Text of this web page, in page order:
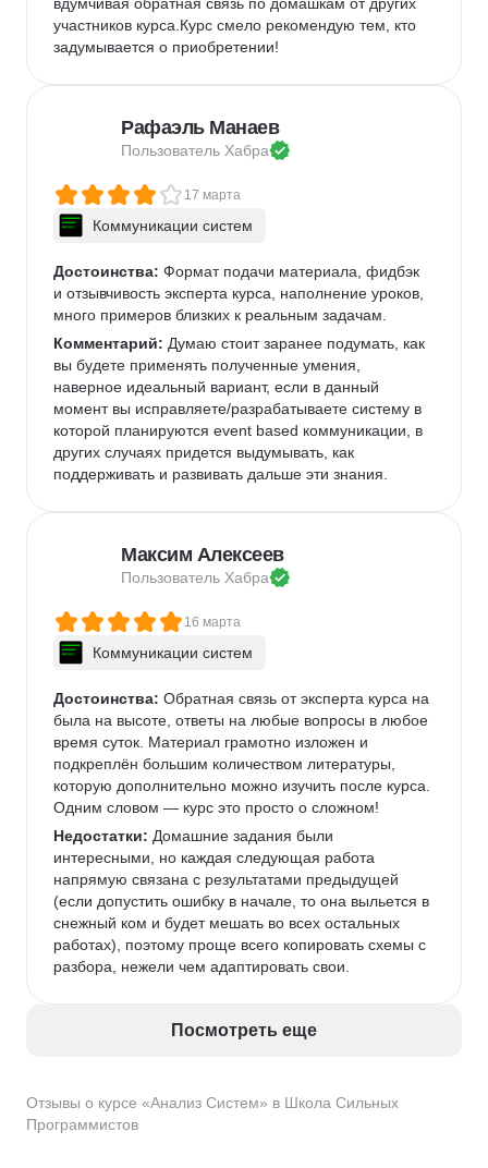
Отзывы о курсе «Анализ Систем» в Школа Сильных
Программистов
участников курса.Курс смело рекомендую тем, кто
задумывается о приобретении!
Рафаэль Манаев
Пользователь Хабра
17 марта
Коммуникации систем
Достоинства: Формат подачи материала, фидбэк
и отзывчивость эксперта курса, наполнение уроков,
много примеров близких к реальным задачам.
Комментарий: Думаю стоит заранее подумать, как
вы будете применять полученные умения,
наверное идеальный вариант, если в данный
момент вы исправляете/разрабатываете систему в
которой планируются event based коммуникации, в
других случаях придется выдумывать, как
поддерживать и развивать дальше эти знания.
Максим Алексеев
Пользователь Хабра
16 марта
Коммуникации систем
Достоинства: Обратная связь от эксперта курса на
была на высоте, ответы на любые вопросы в любое
время суток. Материал грамотно изложен и
подкреплён большим количеством литературы,
которую дополнительно можно изучить после курса.
Одним словом — курс это просто о сложном!
Недостатки: Домашние задания были
интересными, но каждая следующая работа
напрямую связана с результатами предыдущей
(если допустить ошибку в начале, то она выльется в
снежный ком и будет мешать во всех остальных
работах), поэтому проще всего копировать схемы с
разбора, нежели чем адаптировать свои.
Посмотреть еще